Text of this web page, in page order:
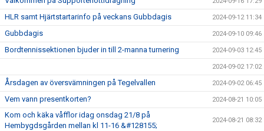
HLR samt Hjärtstartarinfo på veckans Gubbdagis 2024-09-12 11:34
Gubbdagis 2024-09-10 09:46
Bordtennissektionen bjuder in till 2-manna turnering 2024-09-03 12:45
2024-09-02 17:02
Årsdagen av översvämningen på Tegelvallen 2024-09-02 06:45
Vem vann presentkorten? 2024-08-21 10:05
Kom och käka våfflor idag onsdag 21/8 på
Hembygdsgården mellan kl 11-16 &#128155;
2024-08-21 08:32